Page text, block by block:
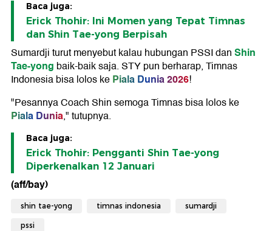
Baca juga:
Erick Thohir: Ini Momen yang Tepat Timnas
dan Shin Tae-yong Berpisah
Sumardji turut menyebut kalau hubungan PSSI danShin
Tae-yong baik-baik saja. STY pun berharap, Timnas
Indonesia bisa lolos kePiala Dunia 2026!
"Pesannya Coach Shin semoga Timnas bisa lolos ke
Piala Dunia," tutupnya.
Baca juga:
Erick Thohir: Pengganti Shin Tae-yong
Diperkenalkan 12 Januari
(aff/bay)
shin tae-yong timnas indonesia sumardji
pssi